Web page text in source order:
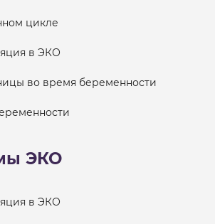
цикле
в ЭКО
во время беременности
ЭКО
в ЭКО